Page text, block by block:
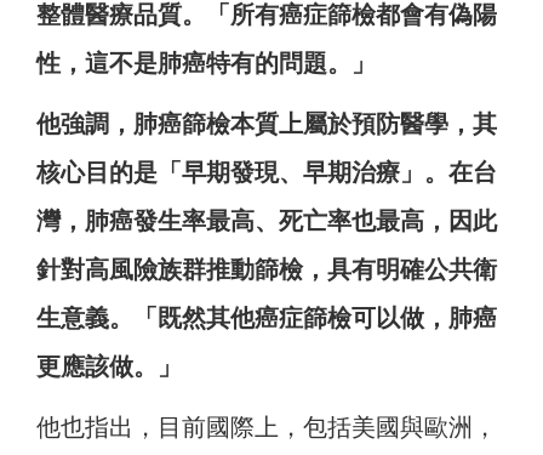
整體醫療品質。「所有癌症篩檢都會有偽陽
性，這不是肺癌特有的問題。」
他強調，肺癌篩檢本質上屬於預防醫學，其
核心目的是「早期發現、早期治療」。在台
灣，肺癌發生率最高、死亡率也最高，因此
針對高風險族群推動篩檢，具有明確公共衛
生意義。「既然其他癌症篩檢可以做，肺癌
更應該做。」
他也指出，目前國際上，包括美國與歐洲，